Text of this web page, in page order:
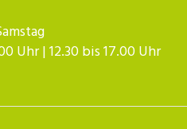
Uhr | 12.30 bis 17.00 Uhr​​​​​​